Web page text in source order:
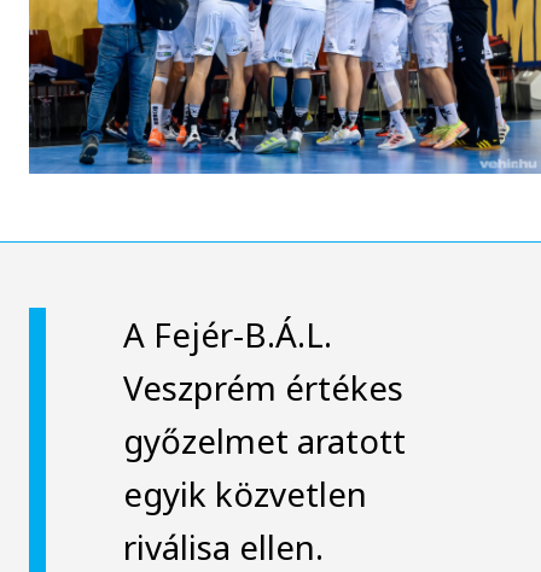
A Fejér-B.Á.L.
Veszprém értékes
győzelmet aratott
egyik közvetlen
riválisa ellen.